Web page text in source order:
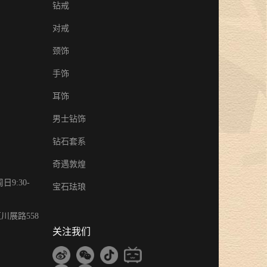
日9:30-
展路558
钻戒
对戒
颈饰
手饰
耳饰
男士钻饰
钻石套系
奇遇敦煌
宝石珐琅
关注我们